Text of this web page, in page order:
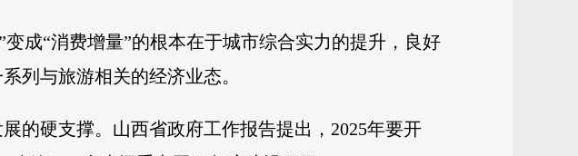
成“消费增量”的根本在于城市综合实力的提升，良好
列与旅游相关的经济业态。
的硬支撑。山西省政府工作报告提出，2025年要开